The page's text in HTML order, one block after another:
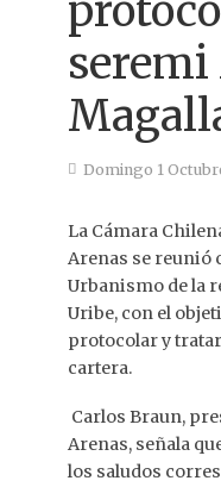
Domingo 1
La Cámara
Arenas se reunió
Urbanismo de la
Uribe, con el
protocolar y
cartera.
Carlos Braun,
Arenas, señala
los saludos